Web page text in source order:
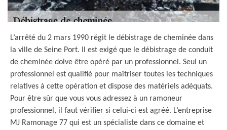
L’arrêté du 2 mars 1990 régit le débistrage de cheminée dans
la ville de Seine Port. Il est exigé que le débistrage de conduit
de cheminée doive être opéré par un professionnel. Seul un
professionnel est qualifié pour maîtriser toutes les techniques
relatives à cette opération et dispose des matériels adéquats.
Pour être sûr que vous vous adressez à un ramoneur
professionnel, il faut vérifier si celui-ci est agréé. L’entreprise
MJ Ramonage 77 qui est un spécialiste dans ce domaine et